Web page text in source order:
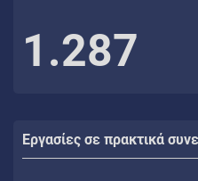
1.287
Εργασίες σε πρακτικά